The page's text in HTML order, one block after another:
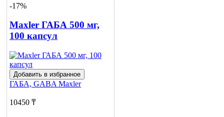
-17%
Maxler ГАБА 500 мг,
100 капсул
Добавить в избранное
ГАБА, GABA Maxler
10450 ₸